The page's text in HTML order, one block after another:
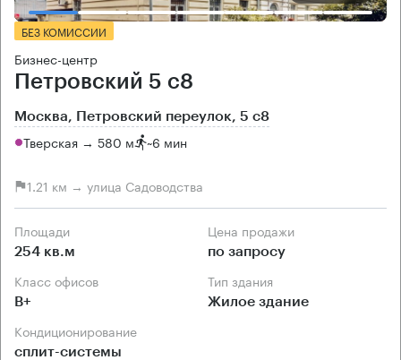
БЕЗ КОМИССИИ
Бизнес-центр
Петровский 5 с8
Москва, Петровский переулок, 5 с8
Тверская → 580 м ~6 мин
1.21 км → улица Садоводства
Площади
254 кв.м
Цена продажи
по запросу
Класс офисов
B+
Тип здания
Жилое здание
Кондиционирование
сплит-системы